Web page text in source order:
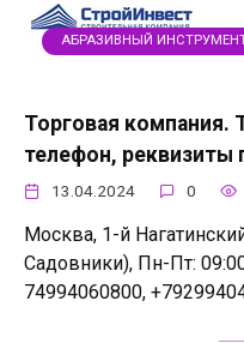
АБРАЗИВНЫЙ
Торговая компания.
телефон, реквизиты
13.04.2024 0
Москва, 1-й
Садовники), Пн-Пт:
74994060800,